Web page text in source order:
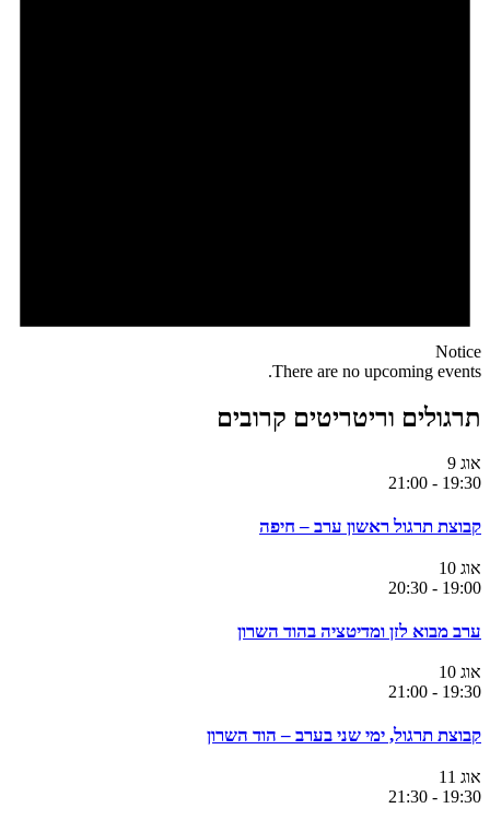
Notice
There are no upcoming events.
תרגולים וריטריטים קרובים
אוג 9
19:30
-
21:00
קבוצת תרגול ראשון ערב – חיפה
אוג 10
19:00
-
20:30
ערב מבוא לזן ומדיטציה בהוד השרון
אוג 10
19:30
-
21:00
קבוצת תרגול, ימי שני בערב – הוד השרון
אוג 11
19:30
-
21:30